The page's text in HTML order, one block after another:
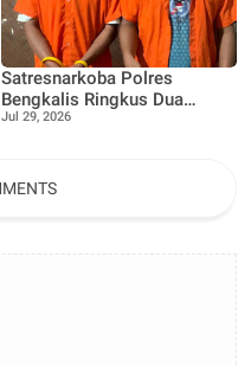
Satresnarkoba Polres
Bengkalis Ringkus Dua
Terduga Pengedar Sabu Saat
Jul 29, 2026